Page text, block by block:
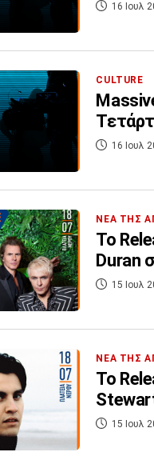
16 Ιουλ
CULTURE
16 Ιουλ
ΝΕΑ ΤΗΣ
Το
Duran
15 Ιουλ
ΝΕΑ ΤΗΣ
Το
15 Ιουλ